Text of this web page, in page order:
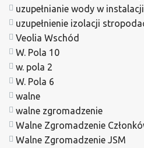
uzupełnianie wody w
uzupełnienie izolacji
Veolia Wschód
W. Pola 10
w. pola 2
W. Pola 6
walne
walne zgromadzenie
Walne Zgromadzenie
Walne Zgromadzenie JSM